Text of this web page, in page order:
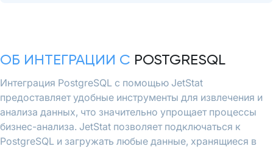
ОБ ИНТЕГРАЦИИ С POSTGRESQL
Интеграция PostgreSQL с помощью JetStat
предоставляет удобные инструменты для извлечения и
анализа данных, что значительно упрощает процессы
бизнес-анализа. JetStat позволяет подключаться к
PostgreSQL и загружать любые данные, хранящиеся в